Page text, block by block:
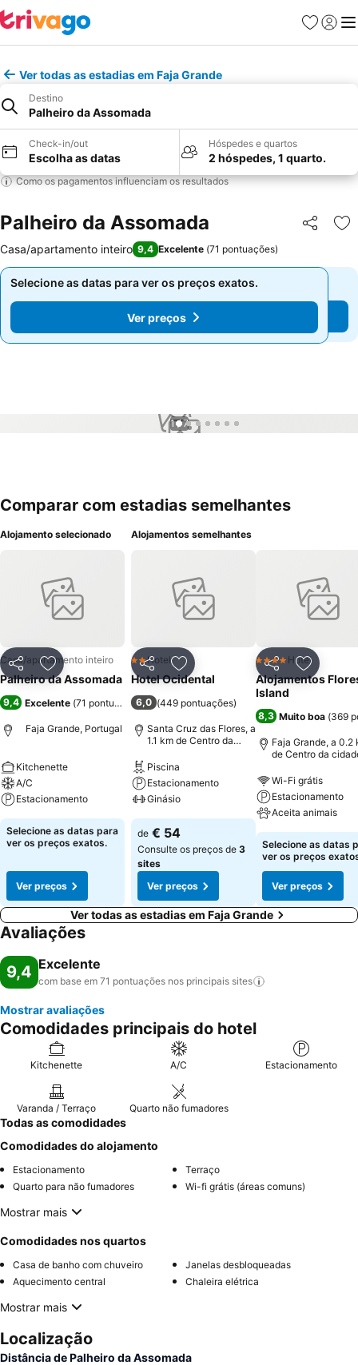
Favoritos
Iniciar
Ver todas as estadias em Faja Grande
Destino
Palheiro da Assomada
Check-in/out
Escolha as datas
Hóspedes e quartos
2 hóspedes, 1 quarto.
Como os pagamentos influenciam os resultados
Palheiro da Assomada Partilhar
Casa/apartamento inteiro 9,4 Excelente (71 pontuações)
Selecione as datas para ver os preços exatos.
Ver preços
Selecione as datas para ver os preços exatos.
Ver preços
1 / 7
Comparar com estadias semelhantes
Alojamento selecionado
PartilharAdicionar aos favoritos
Casa/apartamento inteiro
Palheiro da Assomada
9,4 Excelente (71 pontuações)
Faja Grande, Portugal
Kitchenette
A/C
Estacionamento
Selecione as datas para
ver os preços exatos.
Ver preços
Alojamentos semelhantes
PartilharAdicionar aos favoritos
2 Estrelas
Hotel
Hotel Ocidental
6,0 (449 pontuações)
Santa Cruz das Flores, a
1.1 km de Centro da
Piscina
Estacionamento
Ginásio
de € 54
Consulte os preços de 3
sites
Ver preços
Partilhar
4 EstrelasHotel
Alojamentos
Island
8,3 Muito boa (369
Faja Grande, a 0.2
de Centro da
Wi-Fi grátis
Estacionamento
Aceita animais
Selecione as datas
ver os preços
Ver preços
Ver todas as estadias em Faja Grande
Avaliações
9,4 Excelente
com base em 71 pontuações nos principais sites
Mostrar avaliações
Comodidades principais do hotel
Kitchenette A/C Estacionamento
Varanda / Terraço Quarto não fumadores
Todas as comodidades
Comodidades do alojamento
Estacionamento
Terraço
Quarto para não fumadores
Wi-fi grátis (áreas comuns)
Mostrar mais
Comodidades nos quartos
Casa de banho com chuveiro
Janelas desbloqueadas
Aquecimento central
Chaleira elétrica
Mostrar mais
Localização
Distância de Palheiro da Assomada